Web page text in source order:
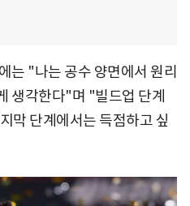
는 "나는 공수 양면에서 원리
생각한다"며 "빌드업 단계
막 단계에서는 득점하고 싶